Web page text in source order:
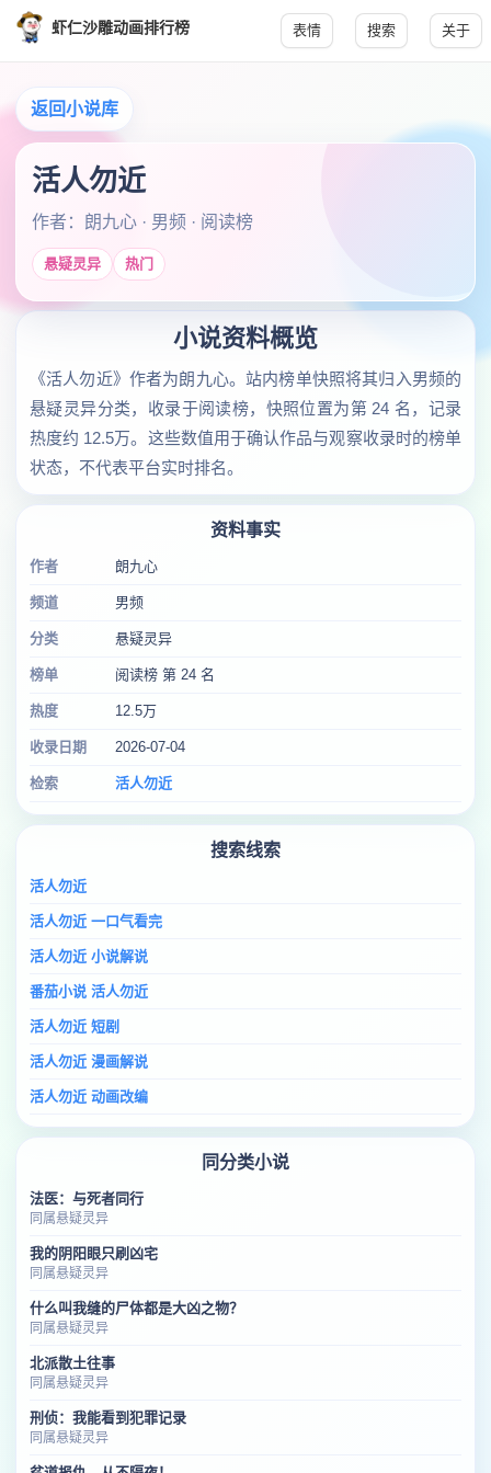
虾仁沙雕动画排行榜 表情 搜索 关于
返回小说库
活人勿近
作者：朗九心 · 男频 · 阅读榜
悬疑灵异 热门
小说资料概览
《活人勿近》作者为朗九心。站内榜单快照将其归入男频的
悬疑灵异分类，收录于阅读榜，快照位置为第 24 名，记录
热度约 12.5万。这些数值用于确认作品与观察收录时的榜单
状态，不代表平台实时排名。
资料事实
作者 朗九心
频道 男频
分类 悬疑灵异
榜单 阅读榜 第 24 名
热度 12.5万
收录日期 2026-07-04
检索 活人勿近
搜索线索
活人勿近
活人勿近 一口气看完
活人勿近 小说解说
番茄小说 活人勿近
活人勿近 短剧
活人勿近 漫画解说
活人勿近 动画改编
同分类小说
法医：与死者同行
同属悬疑灵异
我的阴阳眼只刷凶宅
同属悬疑灵异
什么叫我缝的尸体都是大凶之物？
同属悬疑灵异
北派散土往事
同属悬疑灵异
刑侦：我能看到犯罪记录
同属悬疑灵异